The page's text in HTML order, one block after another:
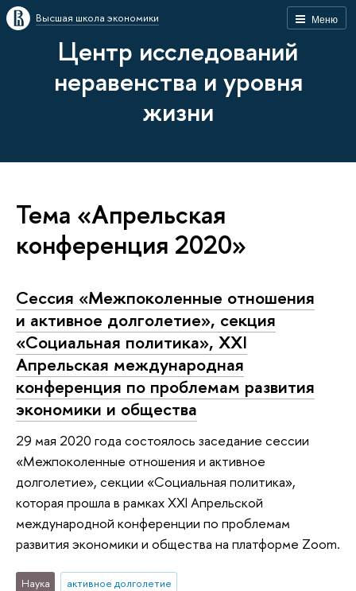
Меню
Высшая школа экономики
Центр исследований
неравенства и уровня
жизни
Тема «Апрельская
конференция 2020»
Сессия «Межпоколенные отношения
и активное долголетие», секция
«Социальная политика», XXI
Апрельская международная
конференция по проблемам развития
экономики и общества
29 мая 2020 года состоялось заседание сессии
«Межпоколенные отношения и активное
долголетие», секции «Социальная политика»,
которая прошла в рамках XXI Апрельской
международной конференции по проблемам
развития экономики и общества на платформе Zoom.
Наука
активное долголетие